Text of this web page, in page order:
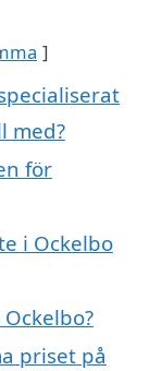
med?
för
i Ockelbo
priset på